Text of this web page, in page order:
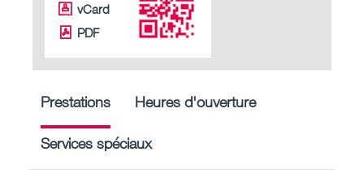
vCard
PDF
Prestations Heures d'ouverture
Services spéciaux